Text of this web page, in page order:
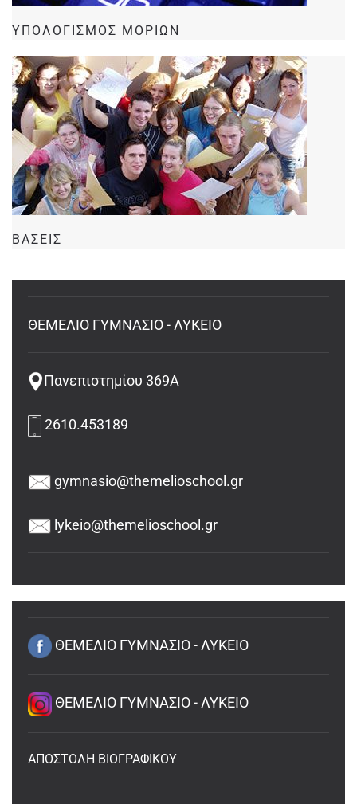
ΥΠΟΛΟΓΙΣΜΟΣ ΜΟΡΙΩΝ
ΒΑΣΕΙΣ
ΘΕΜΕΛΙΟ ΓΥΜΝΑΣΙΟ - ΛΥΚΕΙΟ
Πανεπιστημίου 369Α
2610.453189
gymnasio@themelioschool.gr
lykeio@themelioschool.gr
ΘΕΜΕΛΙΟ ΓΥΜΝΑΣΙΟ - ΛΥΚΕΙΟ
ΘΕΜΕΛΙΟ ΓΥΜΝΑΣΙΟ - ΛΥΚΕΙΟ
ΑΠΟΣΤΟΛΗ ΒΙΟΓΡΑΦΙΚΟΥ